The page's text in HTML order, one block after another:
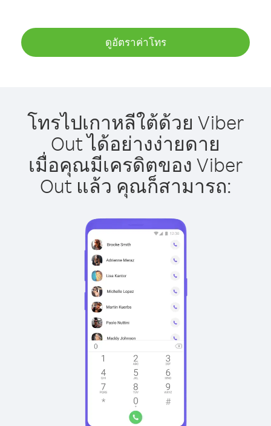
ดูอัตราค่าโทร
โทรไปเกาหลีใต้ด้วย Viber
Out ได้อย่างง่ายดาย
เมื่อคุณมีเครดิตของ Viber
Out แล้ว คุณก็สามารถ: